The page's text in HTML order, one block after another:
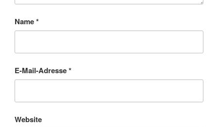
Name*
E-Mail-Adresse*
Website